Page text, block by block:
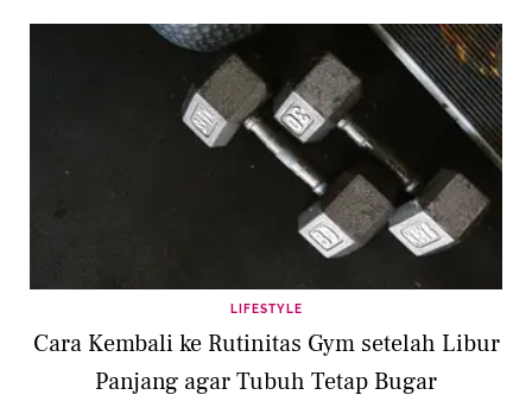
LIFESTYLE
Cara Kembali ke Rutinitas Gym setelah Libur
Panjang agar Tubuh Tetap Bugar